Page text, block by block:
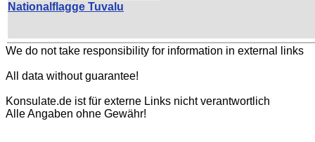
Nationalflagge Tuvalu
We do not take responsibility for information in external links
All data without guarantee!
Konsulate.de ist für externe Links nicht verantwortlich
Alle Angaben ohne Gewähr!